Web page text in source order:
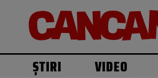
ȘTIRI VIDEO